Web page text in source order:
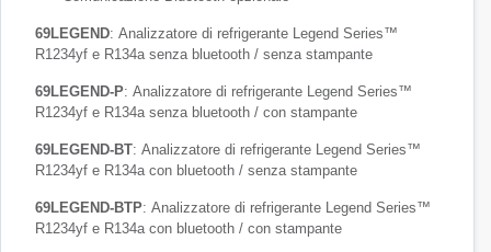
69LEGEND: Analizzatore di refrigerante Legend Series™
R1234yf e R134a senza bluetooth / senza stampante
69LEGEND-P: Analizzatore di refrigerante Legend Series™
R1234yf e R134a senza bluetooth / con stampante
69LEGEND-BT: Analizzatore di refrigerante Legend Series™
R1234yf e R134a con bluetooth / senza stampante
69LEGEND-BTP: Analizzatore di refrigerante Legend Series™
R1234yf e R134a con bluetooth / con stampante